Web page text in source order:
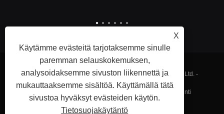
Tekijänoikeudet © 2023 Fujian Taian Lamination Film Co., Ltd. -
Lämpölaminointikalvo, laminoitu teräskalvo, Kohokuviointi
Lämpölaminointikalvo - Kaikki oikeudet pidätetään.
X
Käytämme evästeitä tarjotaksemme sinulle
paremman selauskokemuksen,
analysoidaksemme sivuston liikennettä ja
mukauttaaksemme sisältöä. Käyttämällä tätä
sivustoa hyväksyt evästeiden käytön.
Tietosuojakäytäntö